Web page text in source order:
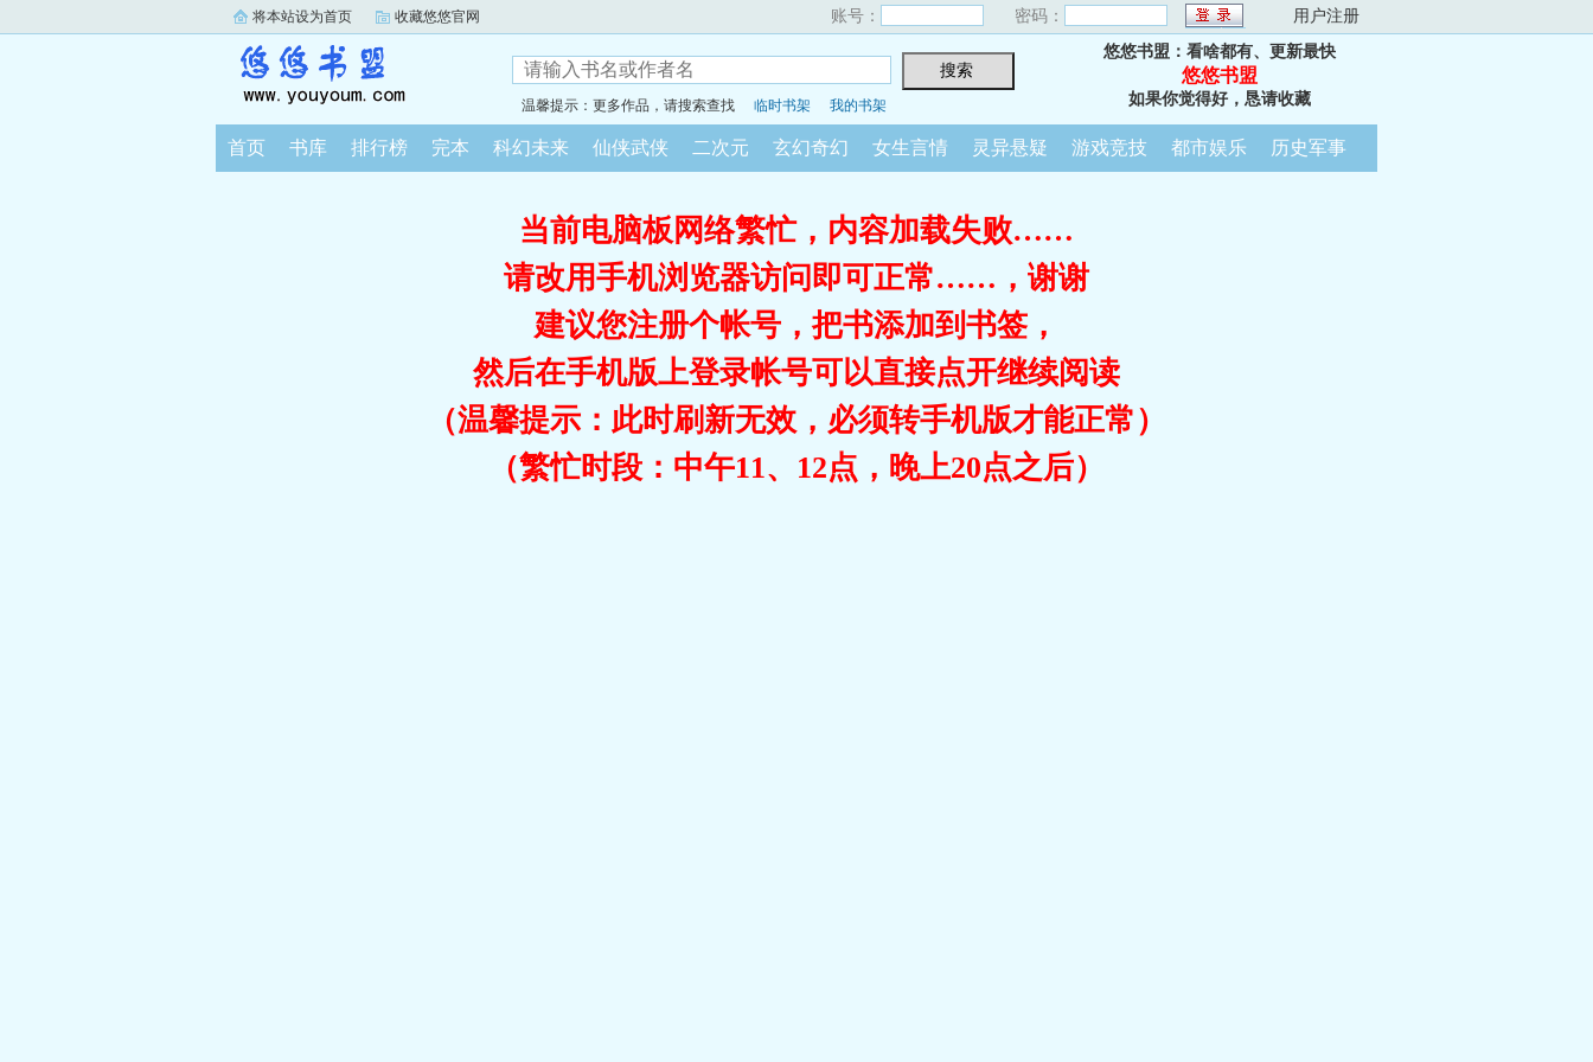
将本站设为首页 收藏悠悠官网 账号： 密码： 用户注册
温馨提示：更多作品，请搜索查找 临时书架 我的书架
悠悠书盟：看啥都有、更新最快
悠悠书盟
如果你觉得好，恳请收藏
首页 书库 排行榜 完本 科幻未来 仙侠武侠 二次元 玄幻奇幻 女生言情 灵异悬疑 游戏竞技 都市娱乐 历史军事
当前电脑板网络繁忙，内容加载失败……
请改用手机浏览器访问即可正常……，谢谢
建议您注册个帐号，把书添加到书签，
然后在手机版上登录帐号可以直接点开继续阅读
（温馨提示：此时刷新无效，必须转手机版才能正常）
（繁忙时段：中午11、12点，晚上20点之后）